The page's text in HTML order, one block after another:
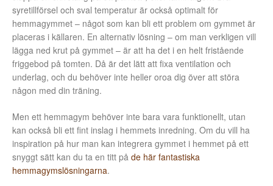
syretillförsel och sval temperatur är också optimalt för
hemmagymmet – något som kan bli ett problem om gymmet är
placeras i källaren. En alternativ lösning – om man verkligen vill
lägga ned krut på gymmet – är att ha det i en helt fristående
friggebod på tomten. Då är det lätt att fixa ventilation och
underlag, och du behöver inte heller oroa dig över att störa
någon med din träning.
Men ett hemmagym behöver inte bara vara funktionellt, utan
kan också bli ett fint inslag i hemmets inredning. Om du vill ha
inspiration på hur man kan integrera gymmet i hemmet på ett
snyggt sätt kan du ta en titt på de här fantastiska
hemmagymslösningarna.